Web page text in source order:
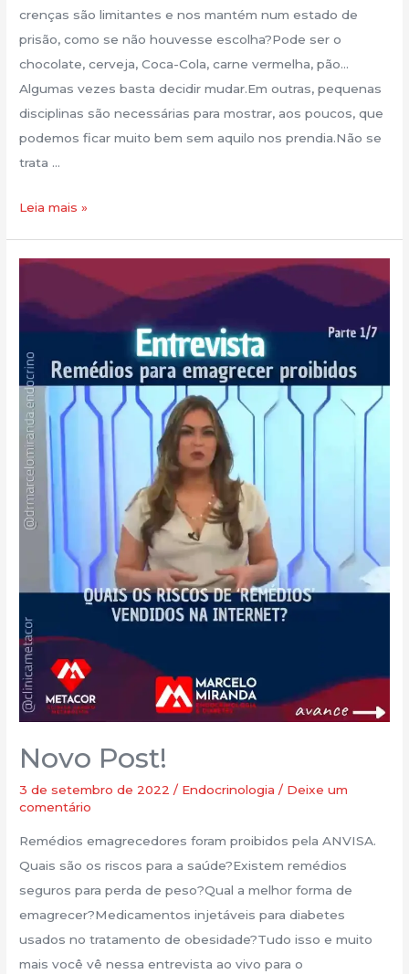
crenças são limitantes e nos mantém num estado de
prisão, como se não houvesse escolha?Pode ser o
chocolate, cerveja, Coca-Cola, carne vermelha, pão…
Algumas vezes basta decidir mudar.Em outras, pequenas
disciplinas são necessárias para mostrar, aos poucos, que
podemos ficar muito bem sem aquilo nos prendia.Não se
trata …
Leia mais »
Novo Post!
3 de setembro de 2022/ Endocrinologia / Deixe um
comentário
Remédios emagrecedores foram proibidos pela ANVISA.
Quais são os riscos para a saúde?Existem remédios
seguros para perda de peso?Qual a melhor forma de
emagrecer?Medicamentos injetáveis para diabetes
usados no tratamento de obesidade?Tudo isso e muito
mais você vê nessa entrevista ao vivo para o
Novo